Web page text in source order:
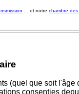
... et notre chambre
(quel que soit l'âge
consenties